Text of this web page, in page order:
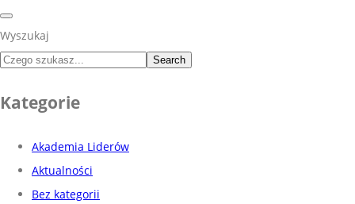
Wyszukaj
Search
Kategorie
Akademia Liderów
Aktualności
Bez kategorii